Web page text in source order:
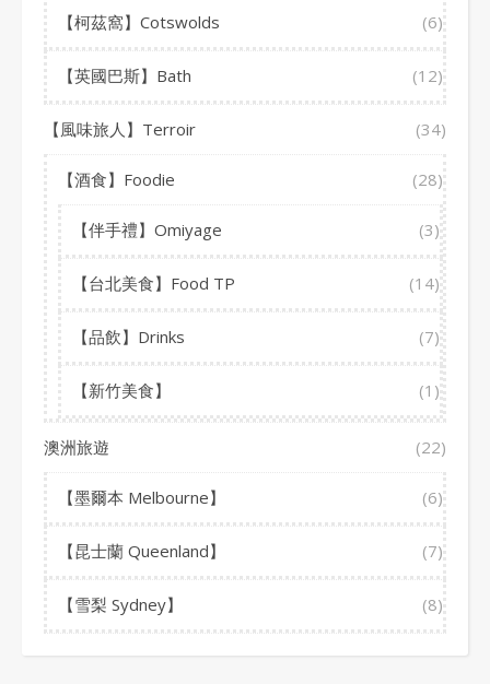
【柯茲窩】Cotswolds (6)
【英國巴斯】Bath (12)
【風味旅人】Terroir (34)
【酒食】Foodie (28)
【伴手禮】Omiyage (3)
【台北美食】Food TP (14)
【品飲】Drinks (7)
【新竹美食】 (1)
澳洲旅遊 (22)
【墨爾本 Melbourne】 (6)
【昆士蘭 Queenland】 (7)
【雪梨 Sydney】 (8)